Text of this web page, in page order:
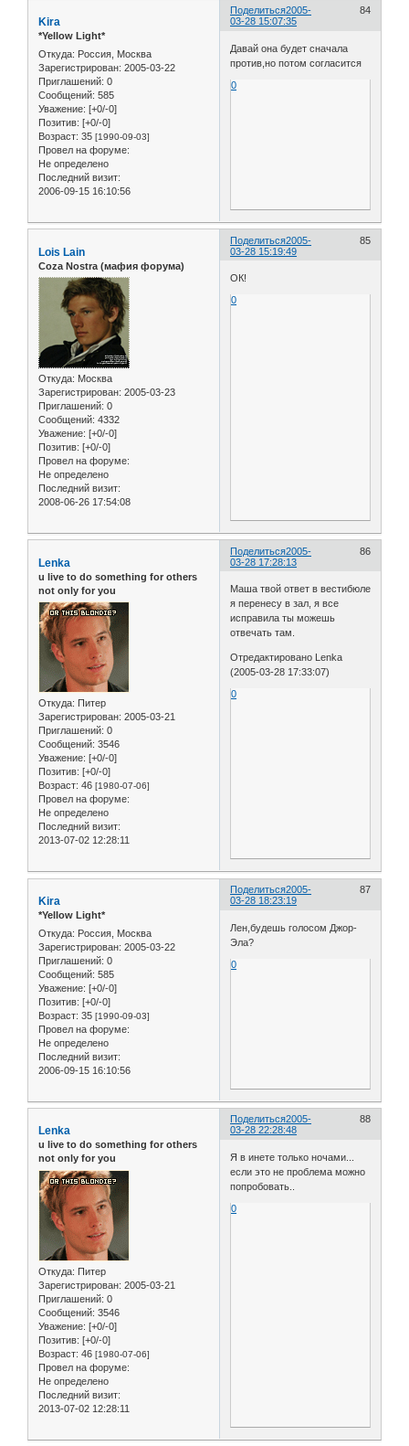
Поделиться 84
2005-
03-28 15:07:35
Kira
*Yellow Light*
Откуда: Россия, Москва
Зарегистрирован: 2005-03-22
Приглашений: 0
Сообщений: 585
Уважение: [+0/-0]
Позитив: [+0/-0]
Возраст: 35 [1990-09-03]
Провел на форуме:
Не определено
Последний визит:
2006-09-15 16:10:56
Давай она будет сначала
против,но потом согласится
0
Поделиться 85
2005-
03-28 15:19:49
Lois Lain
Coza Nostra (мафия форума)
Откуда: Москва
Зарегистрирован: 2005-03-23
Приглашений: 0
Сообщений: 4332
Уважение: [+0/-0]
Позитив: [+0/-0]
Провел на форуме:
Не определено
Последний визит:
2008-06-26 17:54:08
ОК!
0
Поделиться 86
2005-
03-28 17:28:13
Lenka
u live to do something for others
not only for you
Откуда: Питер
Зарегистрирован: 2005-03-21
Приглашений: 0
Сообщений: 3546
Уважение: [+0/-0]
Позитив: [+0/-0]
Возраст: 46 [1980-07-06]
Провел на форуме:
Не определено
Последний визит:
2013-07-02 12:28:11
Маша твой ответ в вестибюле
я перенесу в зал, я все
исправила ты можешь
отвечать там.
Отредактировано Lenka
(2005-03-28 17:33:07)
0
Поделиться 87
2005-
03-28 18:23:19
Kira
*Yellow Light*
Откуда: Россия, Москва
Зарегистрирован: 2005-03-22
Приглашений: 0
Сообщений: 585
Уважение: [+0/-0]
Позитив: [+0/-0]
Возраст: 35 [1990-09-03]
Провел на форуме:
Не определено
Последний визит:
2006-09-15 16:10:56
Лен,будешь голосом Джор-
Эла?
0
Поделиться 88
2005-
03-28 22:28:48
Lenka
u live to do something for others
not only for you
Откуда: Питер
Зарегистрирован: 2005-03-21
Приглашений: 0
Сообщений: 3546
Уважение: [+0/-0]
Позитив: [+0/-0]
Возраст: 46 [1980-07-06]
Провел на форуме:
Не определено
Последний визит:
2013-07-02 12:28:11
Я в инете только ночами...
если это не проблема можно
попробовать..
0